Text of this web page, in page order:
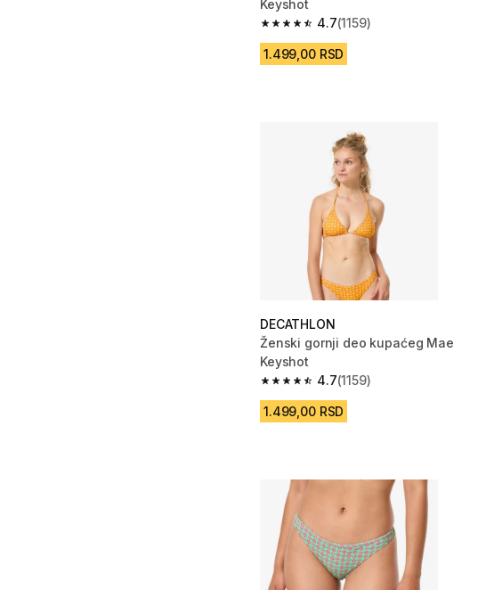
Keyshot
4.7
4.7 od 5 zvezdica from 1159 Recenzije
(1159)
1.499,00 RSD
DECATHLON
Ženski gornji deo kupaćeg Mae
Keyshot
4.7
4.7 od 5 zvezdica from 1159 Recenzije
(1159)
1.499,00 RSD